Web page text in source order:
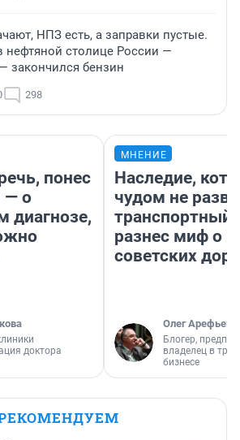
НПЗ есть, а заправки пустые.
нефтяной столице России —
закончился бензин
298
понес
— о
диагнозе,
доктора
МНЕНИЕ
Наследие,
чудом не
транспортный
разнес миф о
советских
Олег Арефьев
Блогер,
владелец в
бизнесе